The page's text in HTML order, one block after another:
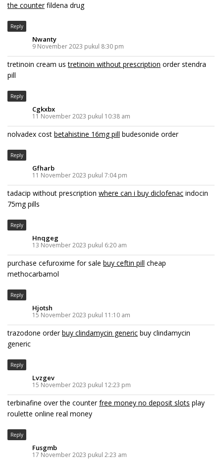
the counterfildena drug
Reply
Nwanty
9 November 2023 pukul 8:30 pm
tretinoin cream ustretinoin without prescription order stendra
pill
Reply
Cgkxbx
11 November 2023 pukul 10:38 am
nolvadex cost betahistine 16mg pill budesonide order
Reply
Gfharb
11 November 2023 pukul 7:04 pm
tadacip without prescription where can i buy diclofenac indocin
75mg pills
Reply
Hnqgeg
13 November 2023 pukul 6:20 am
purchase cefuroxime for sale buy ceftin pill cheap
methocarbamol
Reply
Hjotsh
15 November 2023 pukul 11:10 am
trazodone orderbuy clindamycin generic buy clindamycin
generic
Reply
Lvzgev
15 November 2023 pukul 12:23 pm
terbinafine over the counterfree money no deposit slots play
roulette online real money
Reply
Fusgmb
17 November 2023 pukul 2:23 am